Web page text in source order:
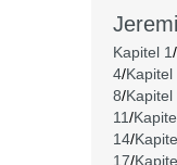
Kapitel 1/
4/Kapitel
8/Kapitel
11/
14/
17/